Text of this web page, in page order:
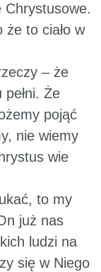
Chrystusowe.
to ciało w
– że
Że
pojąć
nie wiemy
wie
to my
już nas
ludzi na
się w Niego